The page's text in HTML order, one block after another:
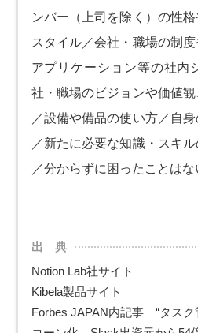
ンバー（上司を除く）の性
スタイル／会社・職場の制
アプリケーション等の社内
社・職場のビジョンや価値
／設備や備品の使い方／自
／新たに必要な知識・スキ
／分からずに困ったことはな
出 典
Notion Lab社サイト
Kibela製品サイト
Forbes JAPAN内記事 “タスク